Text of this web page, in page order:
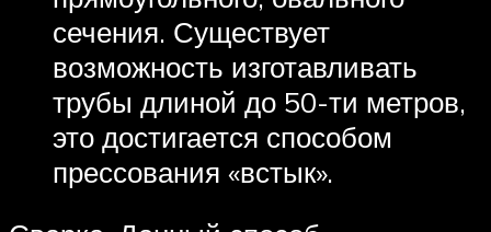
сечения. Существует
возможность изготавливать
трубы длиной до 50-ти метров,
это достигается способом
прессования «встык».